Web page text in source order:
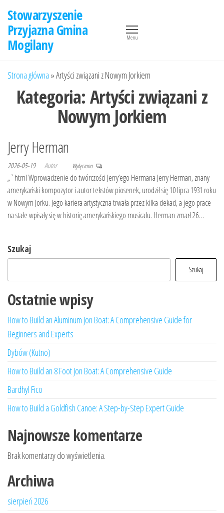
treści
Stowarzyszenie
Przyjazna Gmina
Mogilany
Menu
Strona główna »Artyści związani z Nowym Jorkiem
Kategoria:Artyści związani z
Nowym Jorkiem
Jerry Herman
2026-05-19 Autor Wyłączono
„`html Wprowadzenie do twórczości Jerry’ego Hermana Jerry Herman, znany
amerykański kompozytor i autor tekstów piosenek, urodził się 10 lipca 1931 roku
w Nowym Jorku. Jego kariera artystyczna trwała przez kilka dekad, a jego prace
na stałe wpisały się w historię amerykańskiego musicalu. Herman zmarł 26…
Szukaj
Szukaj
Ostatnie wpisy
How to Build an Aluminum Jon Boat: A Comprehensive Guide for
Beginners and Experts
Dybów (Kutno)
How to Build an 8 Foot Jon Boat: A Comprehensive Guide
Bardhyl Fico
How to Build a Goldfish Canoe: A Step-by-Step Expert Guide
Najnowsze komentarze
Brak komentarzy do wyświetlenia.
Archiwa
sierpień 2026